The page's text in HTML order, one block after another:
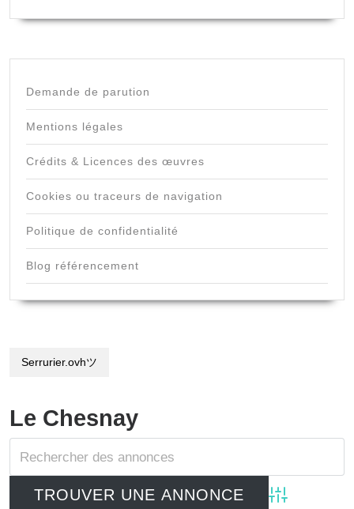
Demande de parution
Mentions légales
Crédits & Licences des œuvres
Cookies ou traceurs de navigation
Politique de confidentialité
Blog référencement
Serrurier.ovhツ
Le Chesnay
Advanced